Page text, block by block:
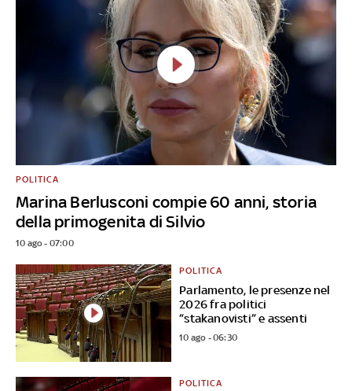
Marina Berlusconi compie 60 anni, storia
della primogenita di Silvio
POLITICA
10 ago - 07:00
Parlamento, le presenze nel
2026 fra politici
“stakanovisti” e assenti
POLITICA
10 ago - 06:30
POLITICA